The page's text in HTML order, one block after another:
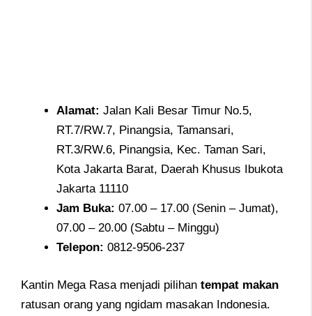
Alamat: Jalan Kali Besar Timur No.5,
RT.7/RW.7, Pinangsia, Tamansari,
RT.3/RW.6, Pinangsia, Kec. Taman Sari,
Kota Jakarta Barat, Daerah Khusus Ibukota
Jakarta 11110
Jam Buka: 07.00 – 17.00 (Senin – Jumat),
07.00 – 20.00 (Sabtu – Minggu)
Telepon: 0812-9506-237
Kantin Mega Rasa menjadi pilihan tempat makan
ratusan orang yang ngidam masakan Indonesia.